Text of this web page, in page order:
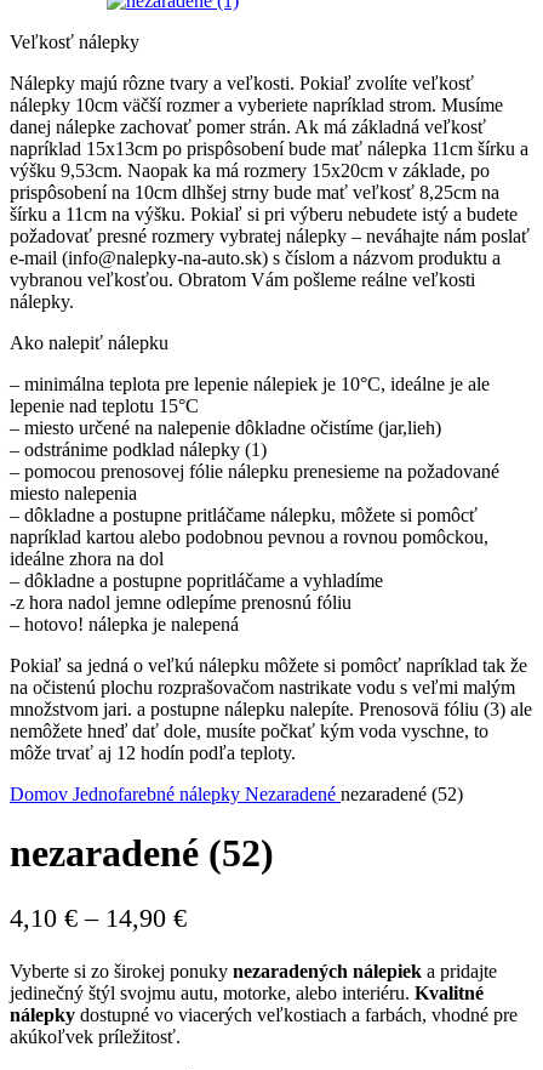
Veľkosť nálepky
Nálepky majú rôzne tvary a veľkosti. Pokiaľ zvolíte veľkosť
nálepky 10cm väčší rozmer a vyberiete napríklad strom. Musíme
danej nálepke zachovať pomer strán. Ak má základná veľkosť
napríklad 15x13cm po prispôsobení bude mať nálepka 11cm šírku a
výšku 9,53cm. Naopak ka má rozmery 15x20cm v základe, po
prispôsobení na 10cm dlhšej strny bude mať veľkosť 8,25cm na
šírku a 11cm na výšku. Pokiaľ si pri výberu nebudete istý a budete
požadovať presné rozmery vybratej nálepky – neváhajte nám poslať
e-mail (info@nalepky-na-auto.sk) s číslom a názvom produktu a
vybranou veľkosťou. Obratom Vám pošleme reálne veľkosti
nálepky.
Ako nalepiť nálepku
– minimálna teplota pre lepenie nálepiek je 10°C, ideálne je ale
lepenie nad teplotu 15°C
– miesto určené na nalepenie dôkladne očistíme (jar,lieh)
– odstránime podklad nálepky (1)
– pomocou prenosovej fólie nálepku prenesieme na požadované
miesto nalepenia
– dôkladne a postupne pritláčame nálepku, môžete si pomôcť
napríklad kartou alebo podobnou pevnou a rovnou pomôckou,
ideálne zhora na dol
– dôkladne a postupne popritláčame a vyhladíme
-z hora nadol jemne odlepíme prenosnú fóliu
– hotovo! nálepka je nalepená
Pokiaľ sa jedná o veľkú nálepku môžete si pomôcť napríklad tak že
na očistenú plochu rozprašovačom nastrikate vodu s veľmi malým
množstvom jari. a postupne nálepku nalepíte. Prenosovä fóliu (3) ale
nemôžete hneď dať dole, musíte počkať kým voda vyschne, to
môže trvať aj 12 hodín podľa teploty.
Domov Jednofarebné nálepky Nezaradené nezaradené (52)
nezaradené (52)
4,10 € – 14,90 €Price
4,10 €
through
Vyberte si zo širokej ponuky nezaradených nálepiek a pridajte
jedinečný štýl svojmu autu, motorke, alebo interiéru. Kvalitné
nálepky dostupné vo viacerých veľkostiach a farbách, vhodné pre
akúkoľvek príležitosť.